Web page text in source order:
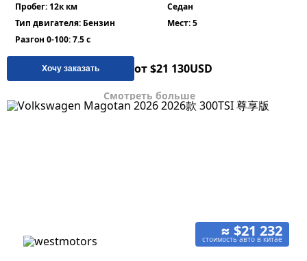
Пробег: 12к км
Седан
Тип двигателя: Бензин
Мест: 5
Разгон 0-100: 7.5 с
Хочу заказать от $21 130USD
Смотреть больше
≈ $21 232
стоимость авто в китае